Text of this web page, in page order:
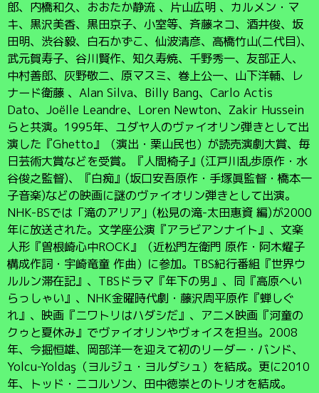
郎、内橋和久、おおたか静流 、片山広明 、カルメン・マ
キ、黒沢美香、黒田京子、小室等、斉藤ネコ、酒井俊、坂
田明、渋谷毅、白石かずこ、仙波清彦、高橋竹山(二代目)、
武元賀寿子、谷川賢作、知久寿焼、千野秀一、友部正人、
中村善郎、灰野敬二、原マスミ、巻上公一、山下洋輔、レ
ナード衛藤 、Alan Silva、Billy Bang、Carlo Actis
Dato、Joëlle Leandre、Loren Newton、Zakir Hussein
らと共演。1995年、ユダヤ人のヴァイオリン弾きとして出
演した『Ghetto』（演出・栗山民也）が読売演劇大賞、毎
日芸術大賞などを受賞。『人間椅子』(江戸川乱歩原作・水
谷俊之監督)、『白痴』(坂口安吾原作・手塚眞監督・橋本一
子音楽)などの映画に謎のヴァイオリン弾きとして出演。
NHK-BSでは「滝のアリア」(松見の滝-太田惠資 編)が2000
年に放送された。文学座公演『アラビアンナイト』、文楽
人形『曽根崎心中ROCK』（近松門左衛門 原作・阿木燿子
構成作詞・宇崎竜童 作曲）に参加。TBS紀行番組『世界ウ
ルルン滞在記』、TBSドラマ『年下の男』、同『高原へい
らっしゃい』、NHK金曜時代劇・藤沢周平原作『蝉しぐ
れ』、映画『ニワトリはハダシだ』、アニメ映画『河童の
クゥと夏休み』でヴァイオリンやヴォイスを担当。2008
年、今掘恒雄、岡部洋一を迎えて初のリーダー・バンド、
Yolcu-Yoldaş（ヨルジュ・ヨルダシュ）を結成。更に2010
年、トッド・ニコルソン、田中徳崇とのトリオを結成。